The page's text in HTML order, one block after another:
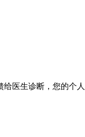
医生诊断，您的个人